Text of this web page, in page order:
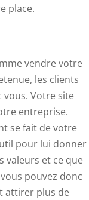
place.
vendre votre
les clients
Votre site
entreprise.
se fait de votre
pour lui donner
valeurs et ce que
pouvez donc
attirer plus de